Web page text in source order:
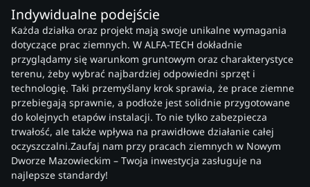
Indywidualne podejście
Każda działka oraz projekt mają swoje unikalne wymagania
dotyczące prac ziemnych. W ALFA-TECH dokładnie
przyglądamy się warunkom gruntowym oraz charakterystyce
terenu, żeby wybrać najbardziej odpowiedni sprzęt i
technologię. Taki przemyślany krok sprawia, że prace ziemne
przebiegają sprawnie, a podłoże jest solidnie przygotowane
do kolejnych etapów instalacji. To nie tylko zabezpiecza
trwałość, ale także wpływa na prawidłowe działanie całej
oczyszczalni.Zaufaj nam przy pracach ziemnych w Nowym
Dworze Mazowieckim – Twoja inwestycja zasługuje na
najlepsze standardy!